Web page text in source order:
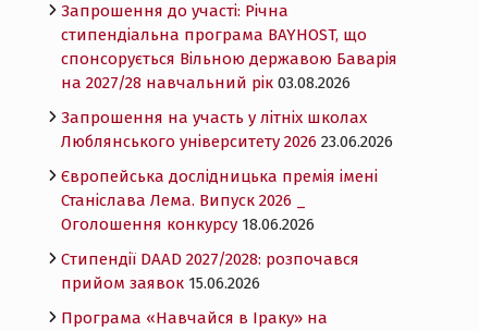
Запрошення до участі: Річна
стипендіальна програма BAYHOST, що
спонсорується Вільною державою Баварія
на 2027/28 навчальний рік 03.08.2026
Запрошення на участь у літніх школах
Люблянського університету 2026 23.06.2026
Європейська дослідницька премія імені
Станіслава Лема. Випуск 2026 _
Оголошення конкурсу 18.06.2026
Cтипендії DAAD 2027/2028: розпочався
прийом заявок 15.06.2026
Програма «Навчайся в Іраку» на